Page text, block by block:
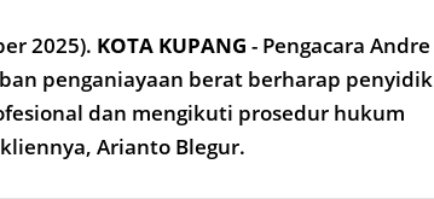
2025). KOTA KUPANG - Pengacara Andre
penganiayaan berat berharap penyidik
dan mengikuti prosedur hukum
Arianto Blegur.